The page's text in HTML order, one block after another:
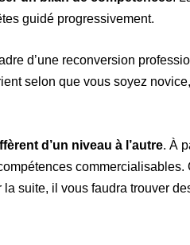
guidé progressivement.
d’une reconversion
selon que vous soyez
d’un niveau à l’autre. À
commercialisables.
suite, il vous faudra trouver